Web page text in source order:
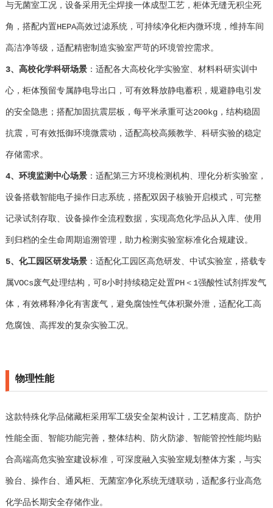
与无菌室工况，设备采用无尘焊接一体成型工艺，柜体无缝无积尘死
角，搭配内置HEPA高效过滤系统，可持续净化柜内微环境，维持车间
高洁净等级，适配精密制造实验室严苛的环境管控需求。
3、高校化学科研场景：适配各大高校化学实验室、材料科研实训中
心，柜体预留专属静电导出口，可有效释放静电蓄积，规避静电引发
的安全隐患；搭配加固抗震层板，每平米承重可达200kg，结构稳固
抗震，可有效抵御环境微震动，适配高校高频教学、科研实验的稳定
存储需求。
4、环境监测中心场景：适配第三方环境检测机构、理化分析实验室，
设备搭载智能电子操作日志系统，搭配双因子核验开启模式，可完整
记录试剂存取、设备操作全流程数据，实现高危化学品从入库、使用
到归档的全生命周期追溯管理，助力检测实验室标准化合规建设。
5、化工园区研发场景：适配化工园区高危研发、中试实验室，搭载专
属VOCs废气处理结构，可8小时持续稳定处置PH＜1强酸性试剂挥发气
体，有效稀释净化有害废气，避免腐蚀性气体积聚外泄，适配化工高
危腐蚀、高挥发的复杂实验工况。
物理性能
这款特殊化学品储藏柜采用军工级安全架构设计，工艺精度高、防护
性能全面、智能功能完善，整体结构、防火防渗、智能管控性能均贴
合高端高危实验室建设标准，可深度融入实验室规划整体方案，与实
验台、操作台、通风柜、无菌室净化系统无缝联动，适配多行业高危
化学品长期安全存储作业。